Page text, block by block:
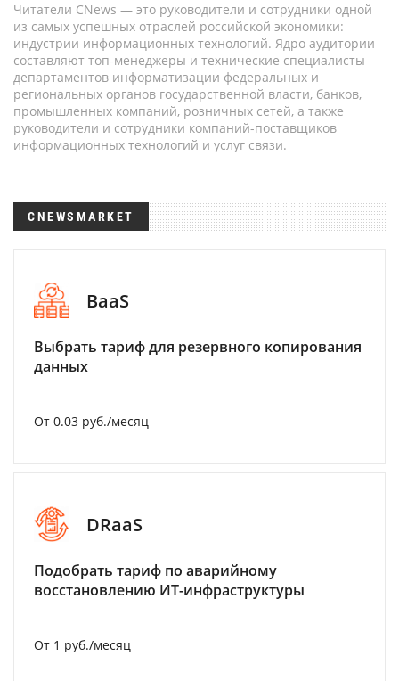
Читатели CNews — это руководители и сотрудники одной
из самых успешных отраслей российской экономики:
индустрии информационных технологий. Ядро аудитории
составляют топ-менеджеры и технические специалисты
департаментов информатизации федеральных и
региональных органов государственной власти, банков,
промышленных компаний, розничных сетей, а также
руководители и сотрудники компаний-поставщиков
информационных технологий и услуг связи.
CNEWSMARKET
BaaS
Выбрать тариф для резервного копирования
данных
От 0.03 руб./месяц
DRaaS
Подобрать тариф по аварийному
восстановлению ИТ-инфраструктуры
От 1 руб./месяц